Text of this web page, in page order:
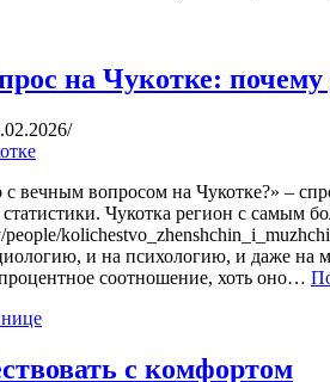
на Чукотке:
с вечным вопросом на Чукотке?» –
статистики. Чукотка регион с
и на психологию, и даже
соотношение, хоть оно…
с комфортом